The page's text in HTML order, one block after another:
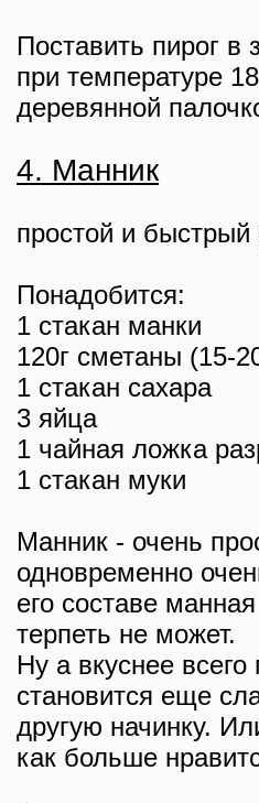
Поставить пирог в
при температуре
деревянной
4. Манник
простой и быстрый
Понадобится:
1 стакан манки
120г сметаны (15-
1 стакан сахара
3 яйца
1 чайная ложка
1 стакан муки
Манник - очень
одновременно
его составе
терпеть не может.
Ну а вкуснее
становится еще
другую начинку.
как больше